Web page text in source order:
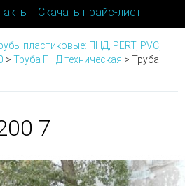
Скачать прайс-лист
пластиковые: ПНД, PERT, PVC,
> Труба ПНД техническая > Труба
7